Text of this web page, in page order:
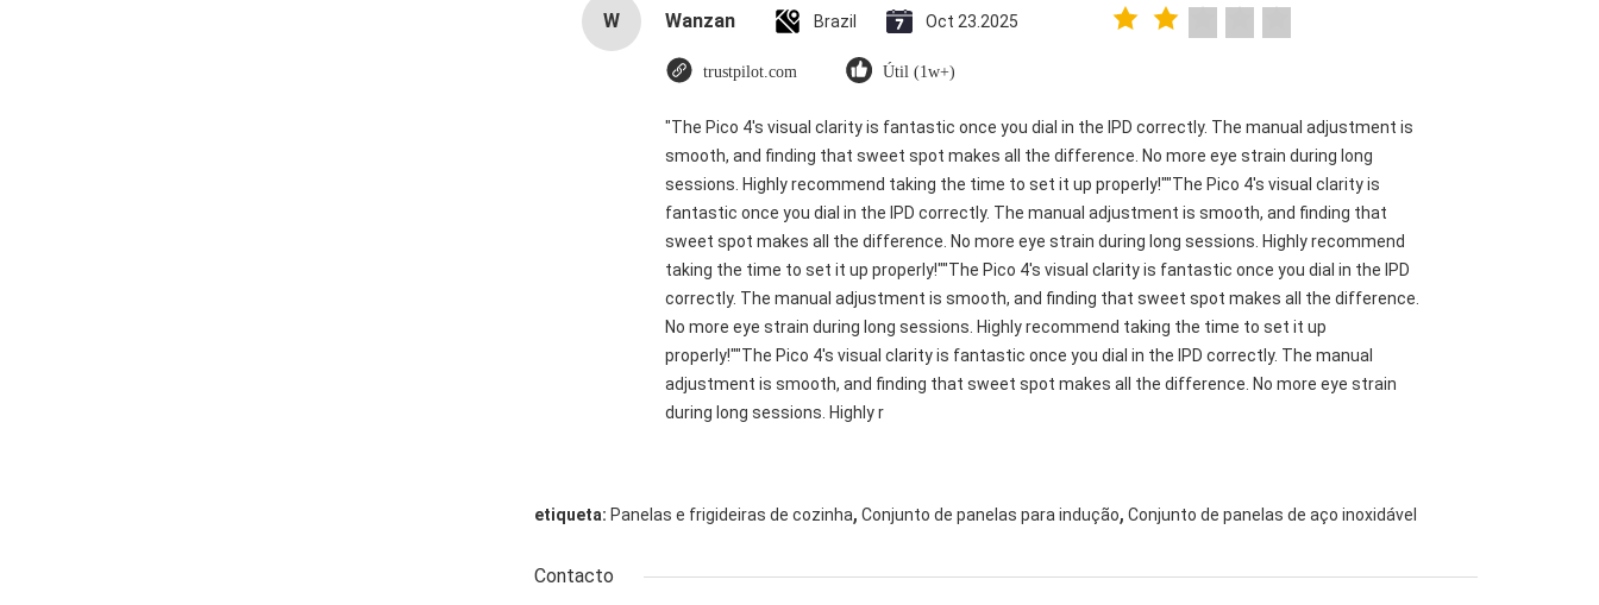
W Wanzan Brazil Oct 23.2025
trustpilot.com Útil (1w+)
"The Pico 4's visual clarity is fantastic once you dial in the IPD correctly. The manual adjustment is
smooth, and finding that sweet spot makes all the difference. No more eye strain during long
sessions. Highly recommend taking the time to set it up properly!""The Pico 4's visual clarity is
fantastic once you dial in the IPD correctly. The manual adjustment is smooth, and finding that
sweet spot makes all the difference. No more eye strain during long sessions. Highly recommend
taking the time to set it up properly!""The Pico 4's visual clarity is fantastic once you dial in the IPD
correctly. The manual adjustment is smooth, and finding that sweet spot makes all the difference.
No more eye strain during long sessions. Highly recommend taking the time to set it up
properly!""The Pico 4's visual clarity is fantastic once you dial in the IPD correctly. The manual
adjustment is smooth, and finding that sweet spot makes all the difference. No more eye strain
during long sessions. Highly r
etiqueta: Panelas e frigideiras de cozinha, Conjunto de panelas para indução, Conjunto de panelas de aço inoxidável
Contacto